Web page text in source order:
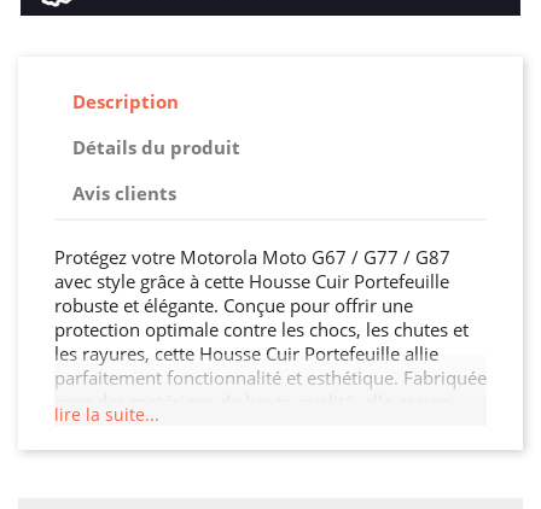
Description
Détails du produit
Avis clients
Protégez votre Motorola Moto G67 / G77 / G87
avec style grâce à cette Housse Cuir Portefeuille
robuste et élégante. Conçue pour offrir une
protection optimale contre les chocs, les chutes et
les rayures, cette Housse Cuir Portefeuille allie
parfaitement fonctionnalité et esthétique. Fabriquée
une durabilité exceptionnelle tout en restant légère
et facile à manipuler. Son design moderne et raffiné
lire la suite...